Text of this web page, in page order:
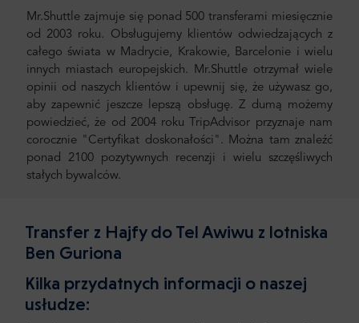
Mr.Shuttle zajmuje się ponad 500 transferami miesięcznie
od 2003 roku. Obsługujemy klientów odwiedzających z
całego świata w Madrycie, Krakowie, Barcelonie i wielu
innych miastach europejskich. Mr.Shuttle otrzymał wiele
opinii od naszych klientów i upewnij się, że używasz go,
aby zapewnić jeszcze lepszą obsługę. Z dumą możemy
powiedzieć, że od 2004 roku TripAdvisor przyznaje nam
corocznie "Certyfikat doskonałości". Można tam znaleźć
ponad 2100 pozytywnych recenzji i wielu szczęśliwych
stałych bywalców.
Transfer z Hajfy do Tel Awiwu z lotniska
Ben Guriona
Kilka przydatnych informacji o naszej
usłudze: